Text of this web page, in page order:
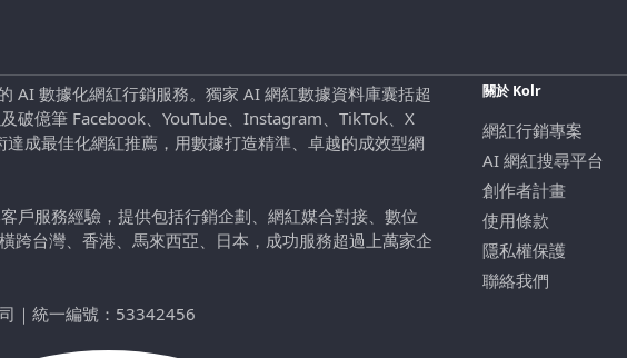
AI 數據化網紅行銷服務。獨家 AI 網紅數據資料庫囊括超
破億筆 Facebook、YouTube、Instagram、TikTok、X
成最佳化網紅推薦，用數據打造精準、卓越的成效型網
戶服務經驗，提供包括行銷企劃、網紅媒合對接、數位
跨台灣、香港、馬來西亞、日本，成功服務超過上萬家企
｜ 統一編號：53342456
關於 Kolr
網紅行銷專案
AI 網紅搜尋平台
創作者計畫
使用條款
隱私權保護
聯絡我們